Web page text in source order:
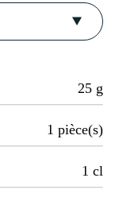
25 g
1 pièce(s)
1 cl